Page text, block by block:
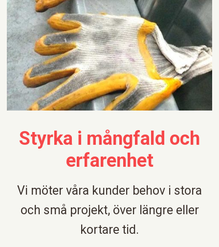
Styrka i mångfald och
erfarenhet
Vi möter våra kunder behov i stora
och små projekt, över längre eller
kortare tid.